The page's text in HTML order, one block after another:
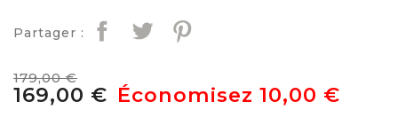
Partager :
179,00 €
169,00 € Économisez 10,00 €